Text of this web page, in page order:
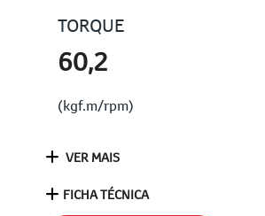
TORQUE
60,2
(kgf.m/rpm)
VER MAIS
FICHA TÉCNICA